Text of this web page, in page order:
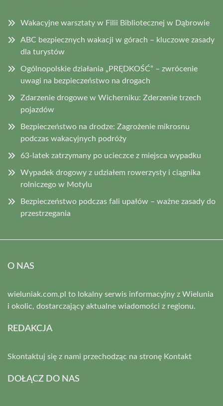
Wakacyjne warsztaty w Filii Bibliotecznej w Dąbrowie
ABC bezpiecznych wakacji w górach – kluczowe zasady
dla turystów
Ogólnopolskie działania „PRĘDKOŚĆ” – zwrócenie
uwagi na bezpieczeństwo na drogach
Zdarzenie drogowe w Wicherniku: Zderzenie trzech
pojazdów
Bezpieczeństwo na drodze: Zagrożenie mikrosnu
podczas wakacyjnych podróży
63-latek zatrzymany po ucieczce z miejsca wypadku
Wypadek drogowy z udziałem rowerzysty i ciągnika
rolniczego w Motylu
Bezpieczeństwo podczas fali upałów – ważne zasady do
przestrzegania
O NAS
wieluniak.com.pl to lokalny serwis informacyjny z Wielunia
i okolic, dostarczający aktualne wiadomości z regionu.
REDAKCJA
Skontaktuj się z nami przechodząc na stronę Kontakt
DOŁĄCZ DO NAS